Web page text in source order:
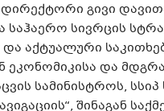
გივი
სივრცის
აქტუალური
ეკონომიკისა და
სამინისტროს,
შინაგან